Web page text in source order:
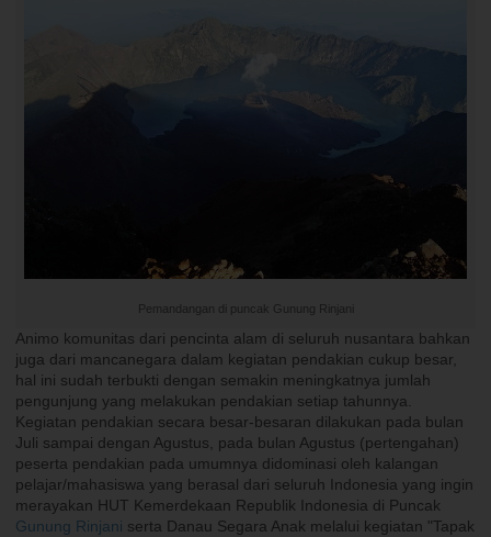
Pemandangan di puncak Gunung Rinjani
Animo komunitas dari pencinta alam di seluruh nusantara bahkan
juga dari mancanegara dalam kegiatan pendakian cukup besar,
hal ini sudah terbukti dengan semakin meningkatnya jumlah
pengunjung yang melakukan pendakian setiap tahunnya.
Kegiatan pendakian secara besar-besaran dilakukan pada bulan
Juli sampai dengan Agustus, pada bulan Agustus (pertengahan)
peserta pendakian pada umumnya didominasi oleh kalangan
pelajar/mahasiswa yang berasal dari seluruh Indonesia yang ingin
merayakan HUT Kemerdekaan Republik Indonesia di Puncak
Gunung Rinjani serta Danau Segara Anak melalui kegiatan "Tapak